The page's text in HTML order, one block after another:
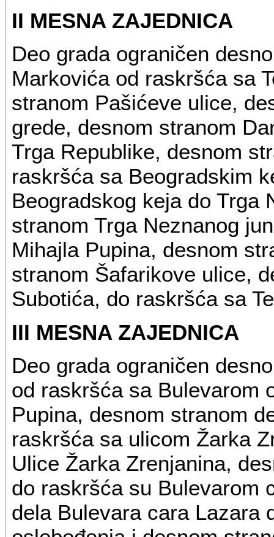
II MESNA ZAJEDNICA
Deo grada ograničen
Markovića od raskršća sa
stranom Pašićeve ulice,
grede, desnom stranom
Trga Republike, desnom
raskršća sa Beogradskim
Beogradskog keja do Trga
stranom Trga Neznanog
Mihajla Pupina, desnom
stranom Šafarikove ulice,
Subotića, do raskršća sa
III MESNA ZAJEDNICA
Deo grada ograničen
od raskršća sa Bulevarom
Pupina, desnom stranom
raskršća sa ulicom Žarka
Ulice Žarka Zrenjanina,
do raskršća su Bulevarom
dela Bulevara cara Lazara